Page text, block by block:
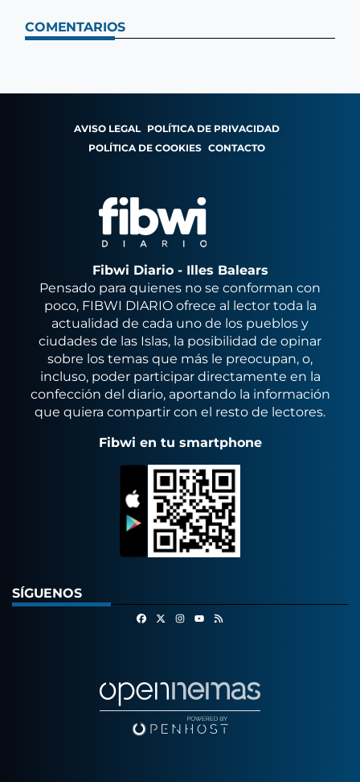
COMENTARIOS
AVISO LEGAL POLÍTICA DE PRIVACIDAD
POLÍTICA DE COOKIES CONTACTO
Fibwi Diario - Illes Balears
Pensado para quienes no se conforman con
poco, FIBWI DIARIO ofrece al lector toda la
actualidad de cada uno de los pueblos y
ciudades de las Islas, la posibilidad de opinar
sobre los temas que más le preocupan, o,
incluso, poder participar directamente en la
confección del diario, aportando la información
que quiera compartir con el resto de lectores.
Fibwi en tu smartphone
SÍGUENOS
FacebookInstagram